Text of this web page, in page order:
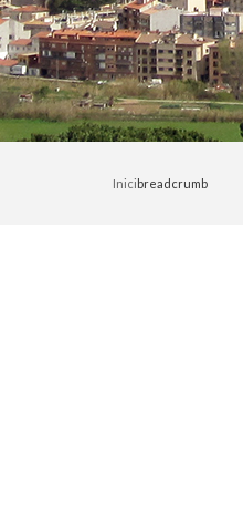
Inicibreadcrumb